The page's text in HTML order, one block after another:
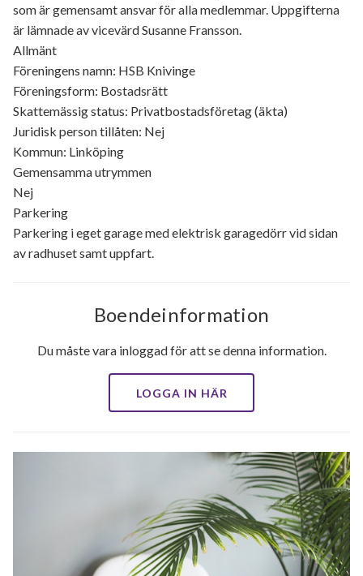
som är gemensamt ansvar för alla medlemmar. Uppgifterna
är lämnade av vicevärd Susanne Fransson.
Allmänt
Föreningens namn: HSB Knivinge
Föreningsform: Bostadsrätt
Skattemässig status: Privatbostadsföretag (äkta)
Juridisk person tillåten: Nej
Kommun: Linköping
Gemensamma utrymmen
Nej
Parkering
Parkering i eget garage med elektrisk garagedörr vid sidan
av radhuset samt uppfart.
Boendeinformation
Du måste vara inloggad för att se denna information.
LOGGA IN HÄR